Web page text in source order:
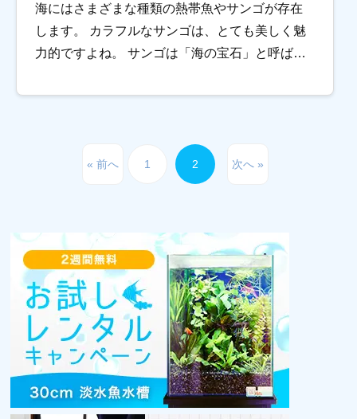
海にはさまざまな種類の熱帯魚やサンゴが存在
します。 カラフルなサンゴは、とても美しく魅
力的ですよね。 サンゴは「海の宝石」と呼ばれ
動物門に属する動物のうち、固い骨格を発達さ
« 前へ 1 2 次へ »